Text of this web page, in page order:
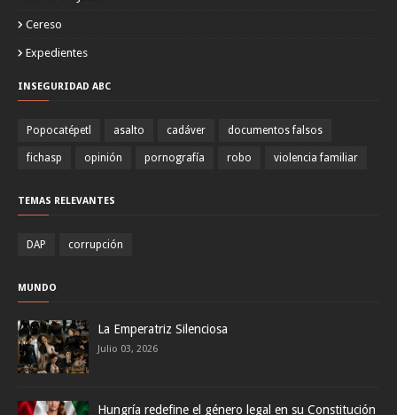
Cereso
Expedientes
INSEGURIDAD ABC
Popocatépetl asalto cadáver documentos falsos
fichasp opinión pornografía robo violencia familiar
TEMAS RELEVANTES
DAP corrupción
MUNDO
La Emperatriz Silenciosa
Julio 03, 2026
Hungría redefine el género legal en su Constitución